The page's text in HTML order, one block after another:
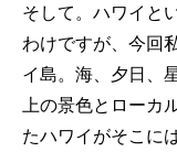
そして。ハワイと
わけですが、今回
イ島。海、夕日、
上の景色とローカ
たハワイがそこに